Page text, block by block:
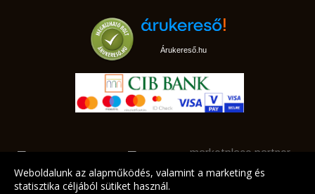
Árukereső.hu
marketplace partner
Weboldalunk az alapműködés, valamint a marketing és
statisztika céljából sütiket használ.